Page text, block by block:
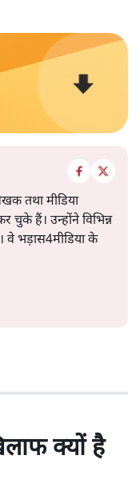
तथा मीडिया
चुके हैं। उन्होंने विभिन्न
वे भड़ास4मीडिया के
क्यों है